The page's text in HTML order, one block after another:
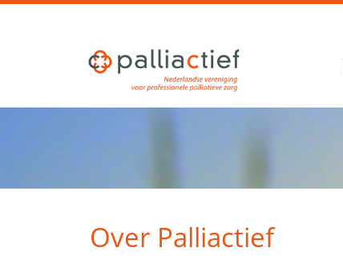
Over Palliactief